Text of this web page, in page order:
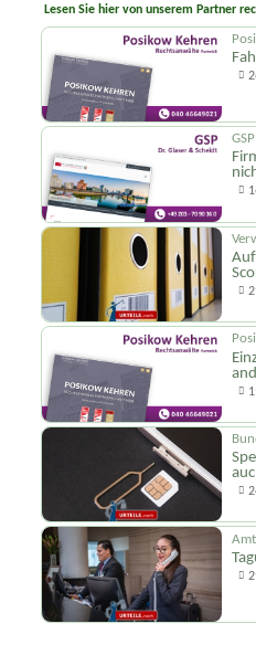
Lesen Sie hier von unserem Partner